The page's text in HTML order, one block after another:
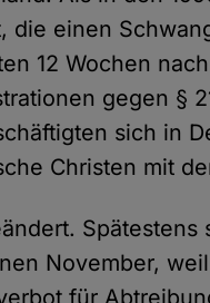
die einen
12 Wochen
gegen §
sich in
Christen mit
Spätestens
November,
für